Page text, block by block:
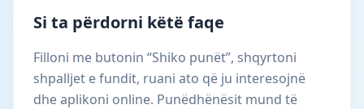
Si ta përdorni këtë faqe
Filloni me butonin “Shiko punët”, shqyrtoni
shpalljet e fundit, ruani ato që ju interesojnë
dhe aplikoni online. Punëdhënësit mund të